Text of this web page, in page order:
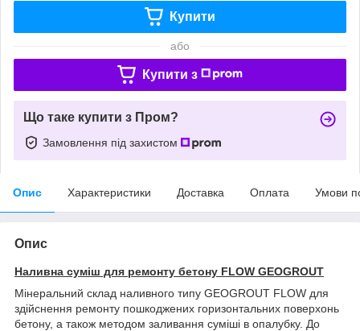
Купити
або
Купити з
Що таке купити з Пром?
Замовлення під захистом
Опис Характеристики Доставка Оплата Умови
Опис
Наливна суміш для ремонту бетону FLOW GEOGROUT
Мінеральний склад наливного типу GEOGROUT FLOW для
здійснення ремонту пошкоджених горизонтальних поверхонь
бетону, а також методом заливання суміші в опалубку. До